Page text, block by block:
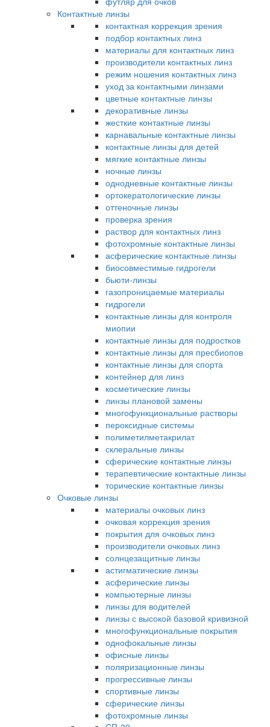
Контактные линзы
контактная коррекция зрения
подбор контактных линз
материалы для контактных линз
производители контактных линз
режим ношения контактных линз
уход за контактными линзами
цветные контактные линзы
декоративные линзы
жесткие контактные линзы
карнавальные контактные линзы
контактные линзы для детей
мягкие контактные линзы
ночные линзы
однодневные контактные линзы
ортокератологические линзы
оттеночные линзы
проверка зрения
раствор для контактных линз
фотохромные контактные линзы
асферические контактные линзы
биосовместимые гидрогели
бьюти-линзы
газопроницаемые материалы
гидрогели
контактные линзы для контроля
миопии
контактные линзы для подростков
контактные линзы для пресбиопов
контактные линзы для спорта
контейнер для линз
косметические линзы
линзы плановой замены
многофункциональные растворы
пероксидные системы
полиметилметакрилат
склеральные линзы
сферические контактные линзы
терапевтические контактные линзы
торические контактные линзы
Очковые линзы
материалы очковых линз
очковая коррекция зрения
покрытия для очковых линз
производители очковых линз
солнцезащитные линзы
астигматические линзы
асферические линзы
компьютерные линзы
линзы для водителей
линзы с высокой базовой кривизной
многофункциональные покрытия
однофокальные линзы
офисные линзы
поляризационные линзы
прогрессивные линзы
спортивные линзы
сферические линзы
фотохромные линзы